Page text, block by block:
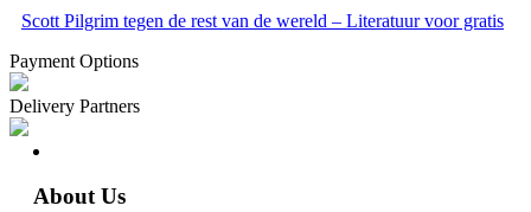
Scott Pilgrim tegen de rest van de wereld – Literatuur voor gratis
Payment Options
Delivery Partners
About Us